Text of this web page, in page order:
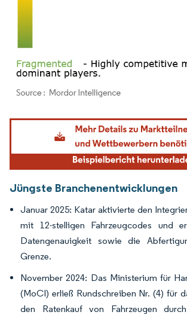
Bild © Mordor Intelligence. Wiederverwendung
Jüngste Branchenentwicklungen
Januar 2025: Katar aktivierte den
mit 12-stelligen Fahrzeugcodes und
Datengenauigkeit sowie die
Grenze.
November 2024: Das Ministerium für
(MoCI) erließ Rundschreiben Nr. (4) für
den Ratenkauf von Fahrzeugen